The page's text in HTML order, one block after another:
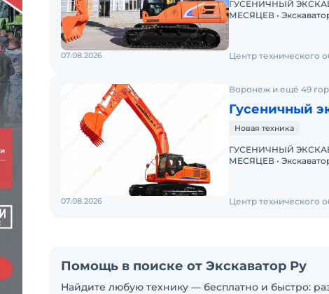
ГУСЕНИЧНЫЙ
МЕСЯЦЕВ • Экскаватор с ПСМ • Доступна покупка в лизинг!
07.08.2026 Центр технического
Воронеж и ещё 49
Гусеничный
Новая техника
ГУСЕНИЧНЫЙ
МЕСЯЦЕВ • Экскаватор с ПСМ • Доступна покупка в лизинг!
07.08.2026 Центр технического
Помощь в поиске от Экскаватор Ру
Найдите любую технику — бесплатно и быстро: